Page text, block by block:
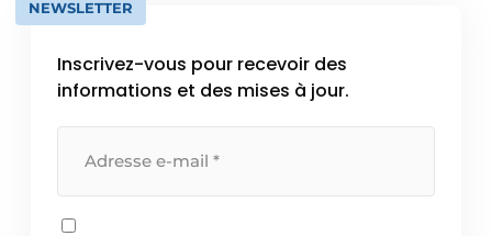
NEWSLETTER
Inscrivez-vous pour recevoir des
informations et des mises à jour.